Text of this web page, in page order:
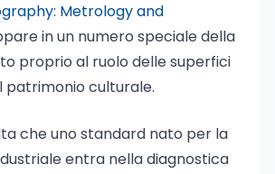
Metrology and
in un numero speciale della
proprio al ruolo delle superfici
patrimonio culturale.
che uno standard nato per la
entra nella diagnostica